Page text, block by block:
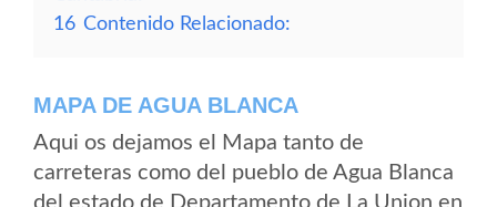
16 Contenido Relacionado:
MAPA DE AGUA BLANCA
Aqui os dejamos el Mapa tanto de
carreteras como del pueblo de Agua Blanca
del estado de Departamento de La Union en